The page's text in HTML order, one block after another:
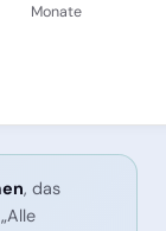
Monate
, das